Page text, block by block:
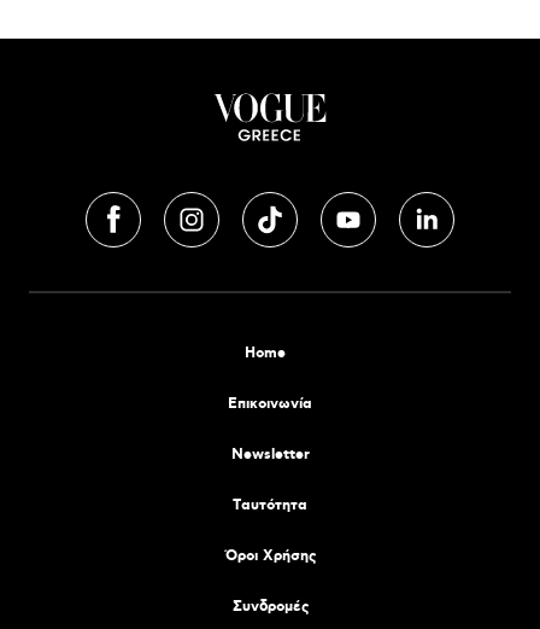
Home
Επικοινωνία
Newsletter
Tαυτότητα
Όροι Χρήσης
Συνδρομές